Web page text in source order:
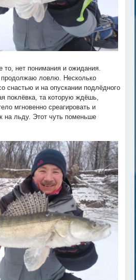
то, нет понимания и ожидания.
ловлю. Несколько
снастью и на опускании подлёдного
поклёвка, та которую ждёшь,
мгновенно среагировать и
на льду. Этот чуть поменьше